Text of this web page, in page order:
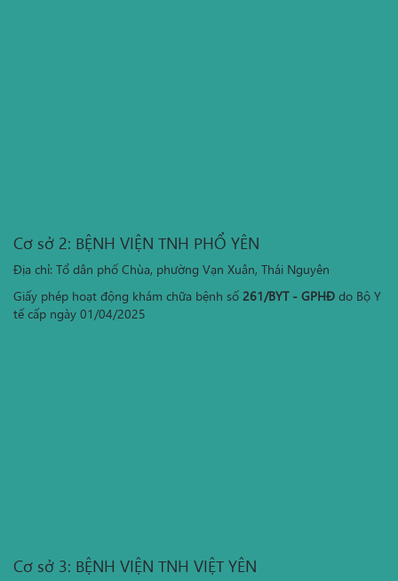
Cơ sở 2: BỆNH VIỆN TNH PHỔ YÊN
Địa chỉ: Tổ dân phố Chùa, phường Vạn Xuân, Thái Nguyên
Giấy phép hoạt động khám chữa bệnh số 261/BYT - GPHĐ do Bộ Y
tế cấp ngày 01/04/2025
Cơ sở 3: BỆNH VIỆN TNH VIỆT YÊN